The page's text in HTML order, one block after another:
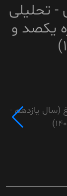
- تحلیلی
یکصد و